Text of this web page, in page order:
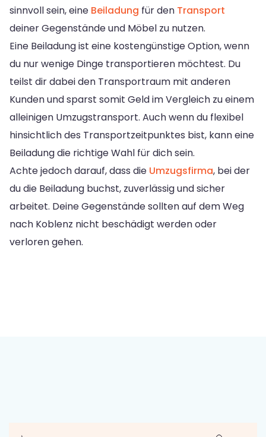
sinnvoll sein, eine Beiladung für den Transport
deiner Gegenstände und Möbel zu nutzen.
Eine Beiladung ist eine kostengünstige Option, wenn
du nur wenige Dinge transportieren möchtest. Du
teilst dir dabei den Transportraum mit anderen
Kunden und sparst somit Geld im Vergleich zu einem
alleinigen Umzugstransport. Auch wenn du flexibel
hinsichtlich des Transportzeitpunktes bist, kann eine
Beiladung die richtige Wahl für dich sein.
Achte jedoch darauf, dass die Umzugsfirma, bei der
du die Beiladung buchst, zuverlässig und sicher
arbeitet. Deine Gegenstände sollten auf dem Weg
nach Koblenz nicht beschädigt werden oder
verloren gehen.